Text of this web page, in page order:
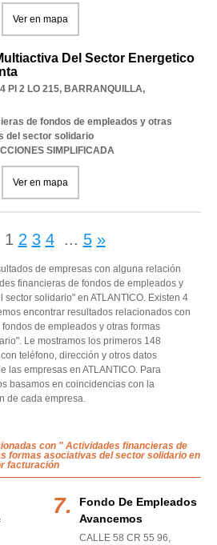
Ver en mapa
Del Sector Energetico
PI 2 LO 215, BARRANQUILLA,
de fondos de empleados y otras
del sector solidario
SIMPLIFICADA
Ver en mapa
1 2 3 4 ... 5 »
de empresas con alguna relación
financieras de fondos de empleados y
sector solidario" en ATLANTICO. Existen 4
encontrar resultados relacionados con
de empleados y otras formas
Le mostramos los primeros 148
teléfono, dirección y otros datos
las empresas en ATLANTICO. Para
basamos en coincidencias con la
de cada empresa.
con " Actividades financieras de
formas asociativas del sector solidario en
facturación
Fondo De Empleados
Avancemos
CALLE 58 CR 55 96,